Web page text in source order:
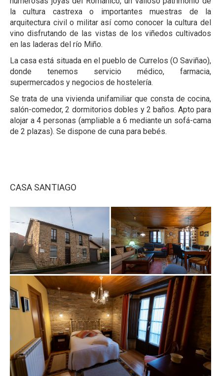
la cultura castrexa o importantes muestras de la
arquitectura civil o militar así como conocer la cultura del
vino disfrutando de las vistas de los viñedos cultivados
en las laderas del río Miño.
La casa está situada en el pueblo de Currelos (O Saviñao),
donde tenemos servicio médico, farmacia,
supermercados y negocios de hostelería.
Se trata de una vivienda unifamiliar que consta de cocina,
salón-comedor, 2 dormitorios dobles y 2 baños. Apto para
alojar a 4 personas (ampliable a 6 mediante un sofá-cama
de 2 plazas). Se dispone de cuna para bebés.
CASA SANTIAGO